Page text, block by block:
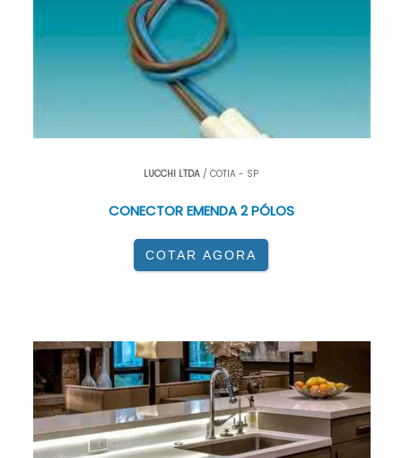
LUCCHI LTDA / COTIA - SP
CONECTOR EMENDA 2 PÓLOS
COTAR AGORA